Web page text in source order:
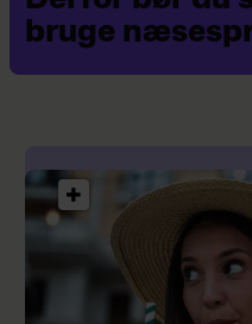
i sjældne tilfælde
område af
skyldes
bruge